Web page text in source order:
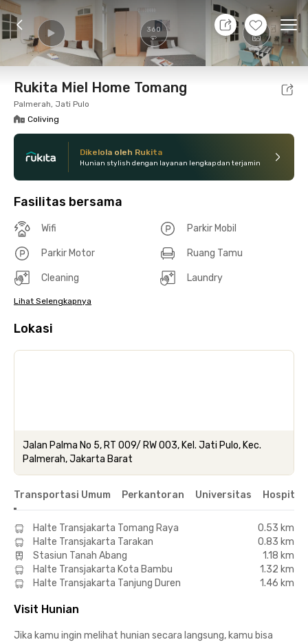
360 +11
9 Agt 26 - Belum tahu
Foto Fasilitas bersama Lokasi Kamar
Rukita Miel Home Tomang
Palmerah, Jati Pulo
Coliving
Dikelola oleh Rukita
Hunian stylish dengan layanan lengkap dan terjamin
Fasilitas bersama
Wifi Parkir Mobil
Parkir Motor Ruang Tamu
Cleaning Laundry
Lihat Selengkapnya
Lokasi
Jalan Palma No 5, RT 009/ RW 003, Kel. Jati Pulo, Kec.
Palmerah, Jakarta Barat
Transportasi Umum Perkantoran Universitas Hospital
Halte Transjakarta Tomang Raya
0.53 km
Halte Transjakarta Tarakan
0.83 km
Stasiun Tanah Abang
1.18 km
Halte Transjakarta Kota Bambu
1.32 km
Halte Transjakarta Tanjung Duren
1.46 km
Visit Hunian
Jika kamu ingin melihat hunian secara langsung, kamu bisa